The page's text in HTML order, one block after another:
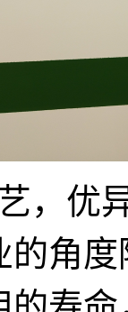
，优
的角